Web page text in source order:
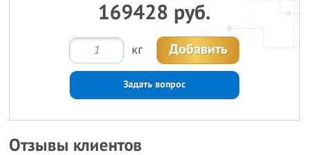
169428 руб.
кг Добавить
Задать вопрос
Отзывы клиентов